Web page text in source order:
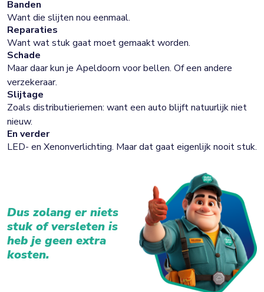
Banden
Want die slijten nou eenmaal.
Reparaties
Want wat stuk gaat moet gemaakt worden.
Schade
Maar daar kun je Apeldoorn voor bellen. Of een andere
verzekeraar.
Slijtage
Zoals distributieriemen: want een auto blijft natuurlijk niet
nieuw.
En verder
LED- en Xenonverlichting. Maar dat gaat eigenlijk nooit stuk.
Dus zolang er niets
stuk of versleten is
heb je geen extra
kosten.